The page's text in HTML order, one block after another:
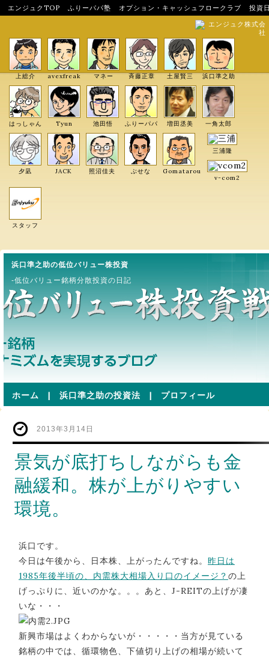
エンジュクTOP ふりーパパ塾 オプション・キャッシュフロークラブ
投資
エンジュク株式会
社
上総介 avexfreak マネー 斉藤正章 土屋賢三 浜口準之助
はっしゃん Tyun 池田悟 ふりーパパ 増田丞美 一角太郎
夕凪 JACK 照沼佳夫 ぶせな Gomatarou
三浦隆
v-com2
スタッフ
浜口準之助の低位バリュー株投資
-低位バリュー銘柄分散投資の日記
ホーム | 浜口準之助の投資法 | プロフィール
2013年3月14日
景気が底打ちしながらも金
融緩和。株が上がりやすい
環境。
浜口です。
今日は午後から、日本株、上がったんですね。 昨日は
1985年後半頃の、内需株大相場入り口のイメージ？ の上
げっぷりに、近いのかな。。。あと、J-REITの上げが凄
いな・・・
新興市場はよくわからないが・・・・・当方が見ている
銘柄の中では、循環物色、下値切り上げの相場が続いて